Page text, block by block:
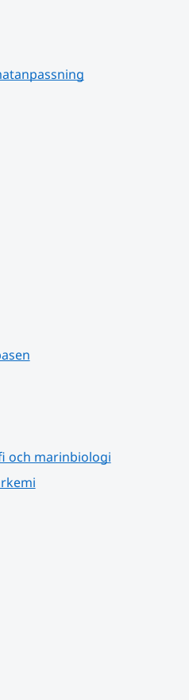
och marinbiologi